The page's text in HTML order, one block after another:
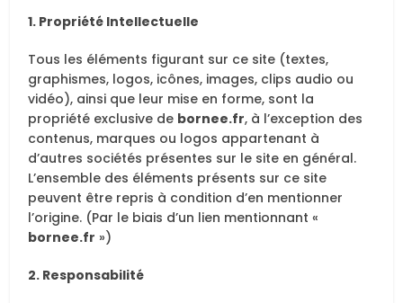
1. Propriété Intellectuelle
Tous les éléments figurant sur ce site (textes,
graphismes, logos, icônes, images, clips audio ou
vidéo), ainsi que leur mise en forme, sont la
propriété exclusive de bornee.fr, à l’exception des
contenus, marques ou logos appartenant à
d’autres sociétés présentes sur le site en général.
L’ensemble des éléments présents sur ce site
peuvent être repris à condition d’en mentionner
l’origine. (Par le biais d’un lien mentionnant «
bornee.fr »)
2. Responsabilité